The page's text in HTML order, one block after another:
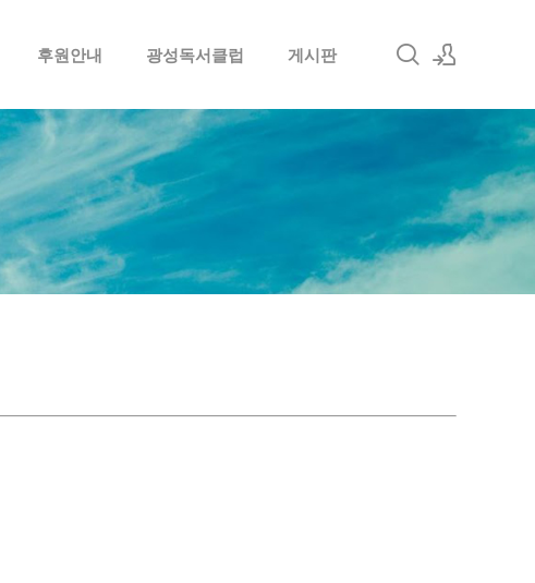
후원안내 광성독서클럽 게시판